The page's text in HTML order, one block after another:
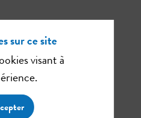
sur ce site
visant à